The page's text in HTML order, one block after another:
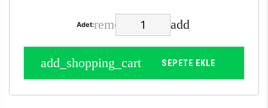
Adet:
SEPETE EKLE